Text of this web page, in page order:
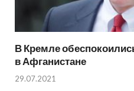
В Кремле
в Афганистане
29.07.2021